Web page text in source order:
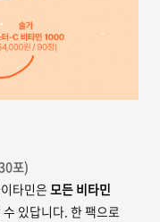
포)
타민은모든 비타민
수 있답니다. 한 팩으로